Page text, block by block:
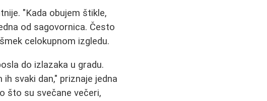
"Kada obujem štikle,
od sagovornica. Često
celokupnom izgledu.
do izlazaka u gradu.
svaki dan," priznaje jedna
što su svečane večeri,